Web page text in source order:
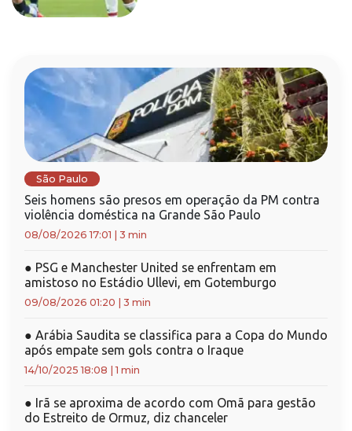
São Paulo
Seis homens são presos em operação da PM contra
violência doméstica na Grande São Paulo
08/08/2026 17:01 3 min
● PSG e Manchester United se enfrentam em
amistoso no Estádio Ullevi, em Gotemburgo
09/08/2026 01:20 3 min
● Arábia Saudita se classifica para a Copa do Mundo
após empate sem gols contra o Iraque
14/10/2025 18:08 |1 min
● Irã se aproxima de acordo com Omã para gestão
do Estreito de Ormuz, diz chanceler